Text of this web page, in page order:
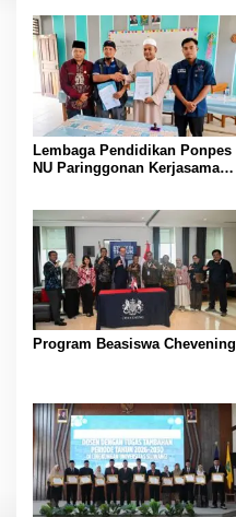
Lembaga Pendidikan Ponpes
NU Paringgonan Kerjasama
Program Beasiswa Chevening